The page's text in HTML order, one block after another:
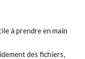
à prendre en main
des fichiers,